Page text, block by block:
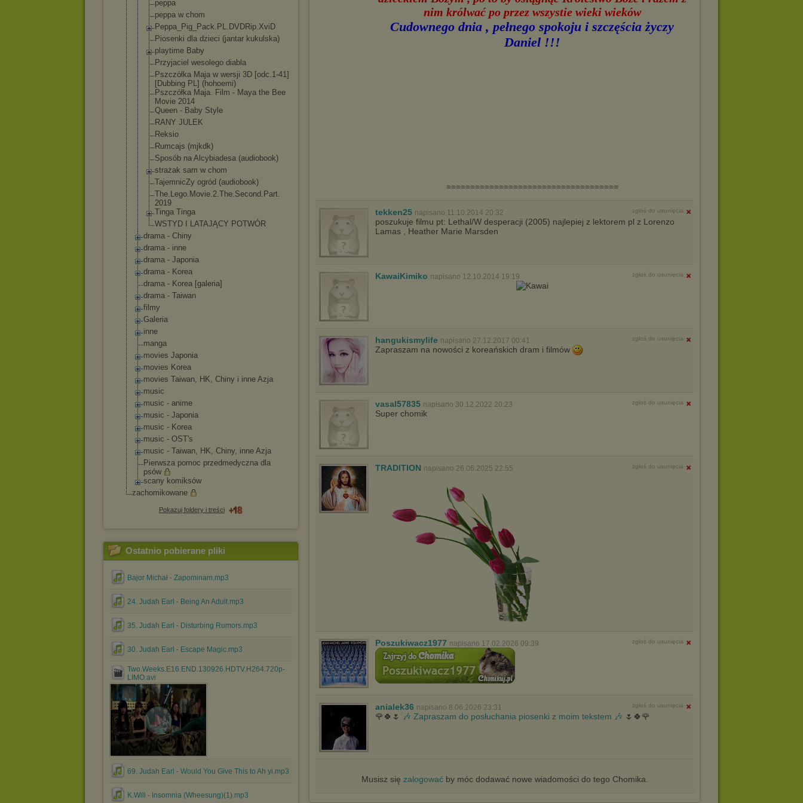
(dostosowanie reklam do Twoich potrzeb, analiza skuteczności działań
Wyrażenie sprzeciwu spowoduje, że wyświetlana Ci reklama nie
będzie dopasowana do Twoich preferencji, a będzie to reklama
sposób uniemożliwiający przechowywanie plików cookies na
urządzeniu końcowym. Można również usunąć pliki cookies,
dokonując odpowiednich zmian w ustawieniach przeglądarki
peppa
peppa w chom
Peppa_Pig_Pack.PL.DVDRip.XviD
Piosenki dla dzieci (jantar kukulska)
playtime Baby
Przyjaciel wesolego diabla
Pszczółka Maja w wersji 3D [odc.1-41]
[Dubbing PL] (hohoemi)
Pszczółka Maja. Film - Maya the Bee
Movie 2014
Queen - Baby Style
RANY JULEK
Reksio
Rumcajs (mjkdk)
Sposób na Alcybiadesa (audiobook)
strażak sam w chom
TajemnicZy ogród (audiobook)
The.Lego.Movie.2.The.Second.Part.
2019
Tinga Tinga
WSTYD I LATAJĄCY POTWÓR
drama - Chiny
drama - inne
drama - Japonia
drama - Korea
drama - Korea [galeria]
drama - Taiwan
filmy
Galeria
inne
manga
movies Japonia
movies Korea
movies Taiwan, HK, Chiny i inne Azja
music
music - anime
music - Japonia
music - Korea
music - OST's
music - Taiwan, HK, Chiny, inne Azja
Pierwsza pomoc przedmedyczna dla
psów
scany komiksów
zachomikowane
Pokazuj foldery i treści
Ostatnio pobierane pliki
Bajor Michał - Zapominam.mp3
24. Judah Earl - Being An Adult.mp3
35. Judah Earl - Disturbing Rumors.mp3
30. Judah Earl - Escape Magic.mp3
Two.Weeks.E16.END.130926.HDTV.H264.720p-
LIMO.avi
69. Judah Earl - Would You Give This to Ah yi.mp3
K.Will - Insomnia (Wheesung)(1).mp3
nim królwać po przez wszystie wieki wieków
Cudownego dnia , pełnego spokoju i szczęścia życzy
Daniel !!!
====================================
tekken25 napisano 11.10.2014 20:32 zgłoś do usunięcia
poszukuje filmu pt: Lethal/W desperacji (2005) najlepiej z lektorem pl z Lorenzo
Lamas , Heather Marie Marsden
KawaiKimiko napisano 12.10.2014 19:19 zgłoś do usunięcia
hangukismylife napisano 27.12.2017 00:41 zgłoś do usunięcia
Zapraszam na nowości z koreańskich dram i filmów
vasal57835 napisano 30.12.2022 20:23 zgłoś do usunięcia
Super chomik
TRADITION napisano 26.06.2025 22:55 zgłoś do usunięcia
Poszukiwacz1977 napisano 17.02.2026 09:39 zgłoś do usunięcia
anialek36 napisano 8.06.2026 23:31 zgłoś do usunięcia
🌹🍀🌷 🎶 Zapraszam do posłuchania piosenki z moim tekstem 🎶 🌷🍀🌹
Musisz się zalogowaćby móc dodawać nowe wiadomości do tego Chomika.